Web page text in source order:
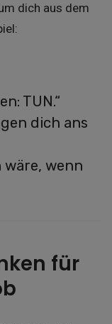
dich aus dem
TUN.“
dich ans
wäre, wenn
für